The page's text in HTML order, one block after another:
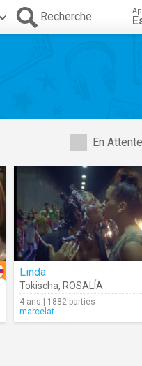
Recherche
En
Linda
Tokischa, ROSALÍA
4 ans | 1882 parties
marcelat